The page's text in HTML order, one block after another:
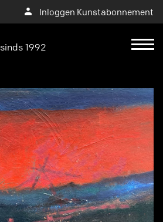
Inloggen Kunstabonnement
sinds 1992